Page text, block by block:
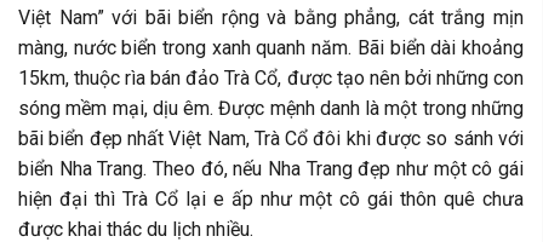
Việt Nam” với bãi biển rộng và bằng phẳng, cát trắng mịn
màng, nước biển trong xanh quanh năm. Bãi biển dài khoảng
15km, thuộc rìa bán đảo Trà Cổ, được tạo nên bởi những con
sóng mềm mại, dịu êm. Được mệnh danh là một trong những
bãi biển đẹp nhất Việt Nam, Trà Cổ đôi khi được so sánh với
biển Nha Trang. Theo đó, nếu Nha Trang đẹp như một cô gái
hiện đại thì Trà Cổ lại e ấp như một cô gái thôn quê chưa
được khai thác du lịch nhiều.